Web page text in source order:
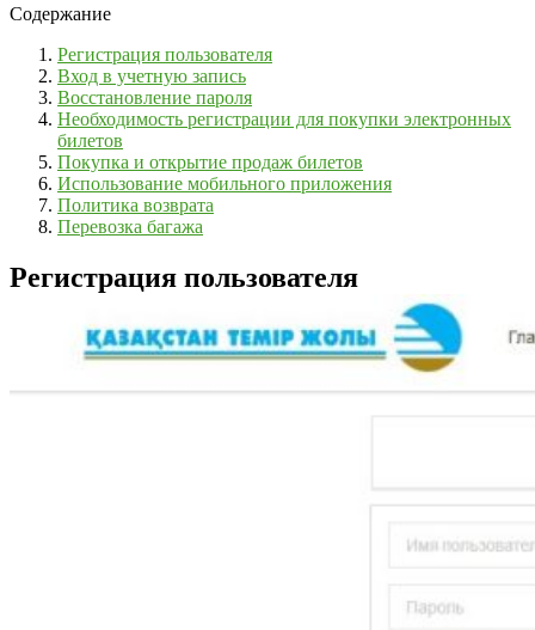
Содержание
Регистрация пользователя
Вход в учетную запись
Восстановление пароля
Необходимость регистрации для покупки электронных
билетов
Покупка и открытие продаж билетов
Использование мобильного приложения
Политика возврата
Перевозка багажа
Регистрация пользователя